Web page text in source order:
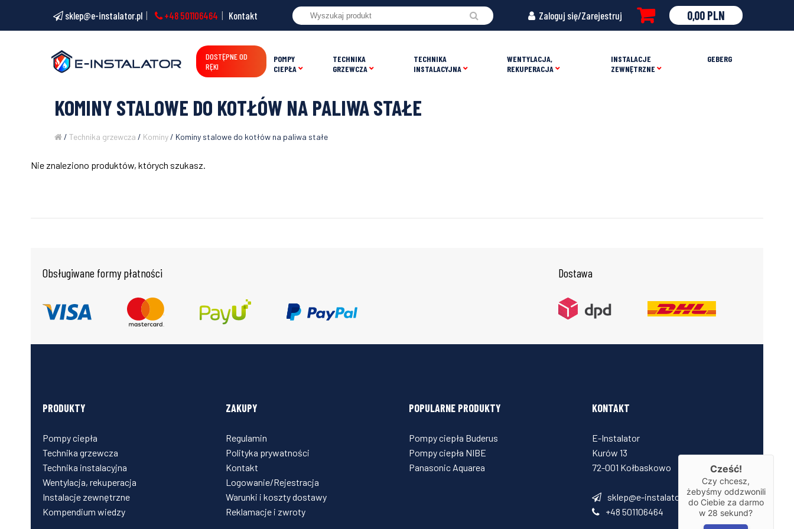
sklep@e-instalator.pl +48 501106464 Kontakt Zaloguj się/Zarejestruj 0,00 PLN
DOSTĘPNE OD
RĘKI
POMPY
CIEPŁA
TECHNIKA
GRZEWCZA
TECHNIKA
INSTALACYJNA
WENTYLACJA,
REKUPERACJA
INSTALACJE
ZEWNĘTRZNE
GEBERG
KOMINY STALOWE DO KOTŁÓW NA PALIWA STAŁE
/ Technika grzewcza / Kominy/ Kominy stalowe do kotłów na paliwa stałe
Nie znaleziono produktów, których szukasz.
Obsługiwane formy płatności Dostawa
PRODUKTY
Pompy ciepła
Technika grzewcza
Technika instalacyjna
Wentylacja, rekuperacja
Instalacje zewnętrzne
Kompendium wiedzy
ZAKUPY
Regulamin
Polityka prywatności
Kontakt
Logowanie/Rejestracja
Warunki i koszty dostawy
Reklamacje i zwroty
POPULARNE PRODUKTY
Pompy ciepła Buderus
Pompy ciepła NIBE
Panasonic Aquarea
KONTAKT
E-Instalator
Kurów 13
72-001 Kołbaskowo
sklep@e-instalator.pl
+48 501106464
Cześć!
Czy chcesz,
żebyśmy oddzwonili
do Ciebie za darmo
w 28 sekund?